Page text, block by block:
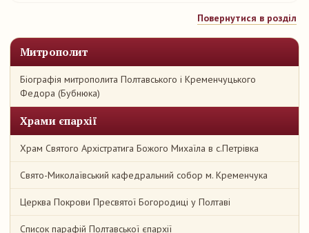
Митрополит
Біографія митрополита Полтавського і Кременчуцького
Федора (Бубнюка)
Храми єпархії
Храм Святого Архістратига Божого Михаїла в с.Петрівка
Свято-Миколаївський кафедральний собор м. Кременчука
Церква Покрови Пресвятої Богородиці у Полтаві
Список парафій Полтавської єпархії
Повернутися в розділ